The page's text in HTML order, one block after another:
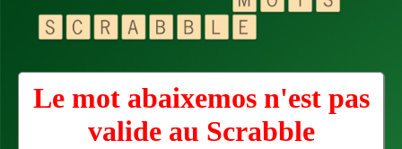
Le mot abaixemos n'est pas
valide au Scrabble